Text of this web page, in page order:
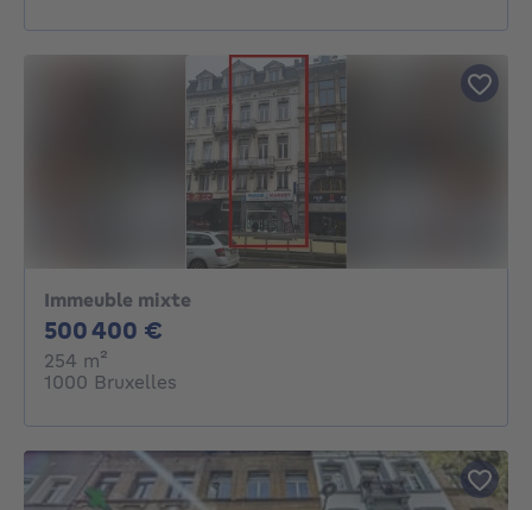
Immeuble mixte
500 400 €
254 m²
1000 Bruxelles